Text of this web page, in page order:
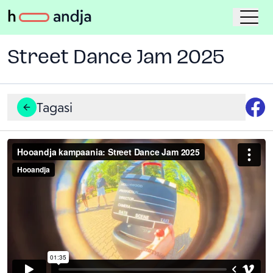
Street Dance Jam 2025
Tagasi